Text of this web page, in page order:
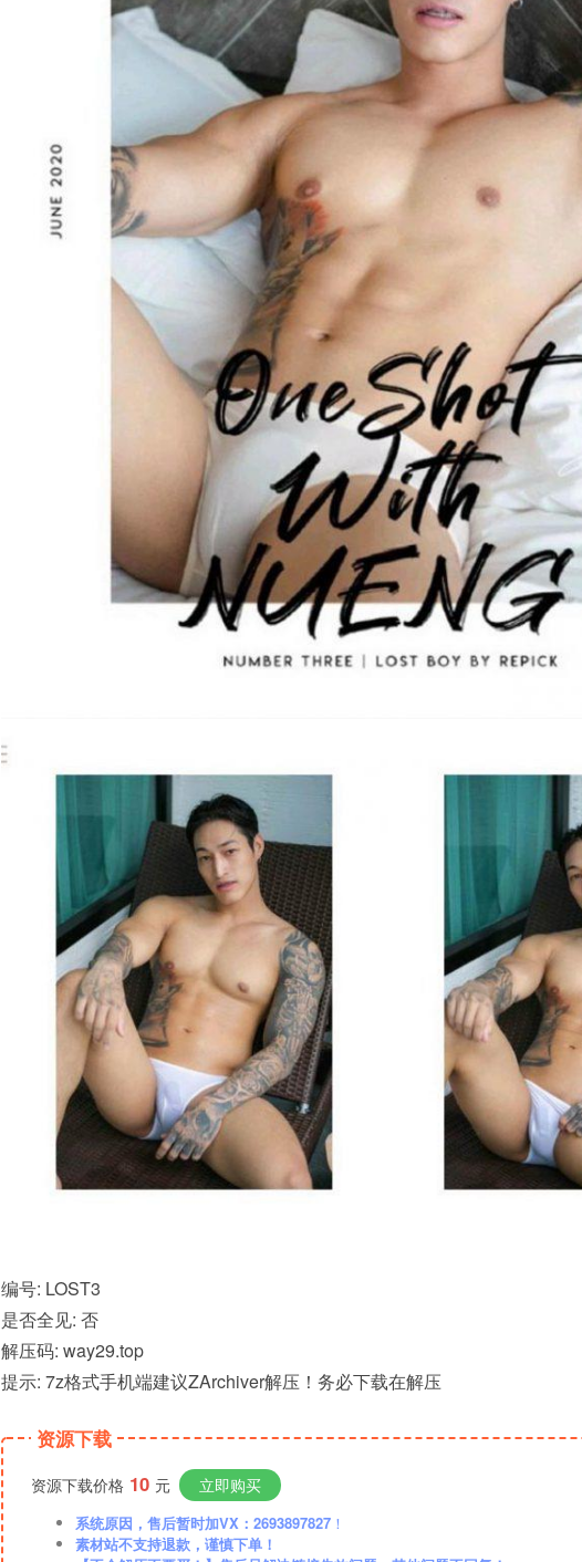
编号: LOST3
是否全见: 否
解压码: way29.top
提示: 7z格式手机端建议ZArchiver解压！务必下载在解压
资源下载
资源下载价格 10 元 立即购买
系统原因，售后暂时加VX：2693897827 ！
素材站不支持退款，谨慎下单！